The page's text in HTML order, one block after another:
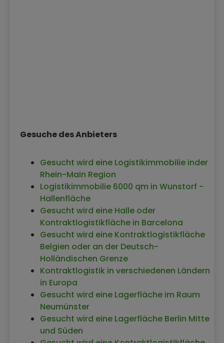
Gesuche des Anbieters
Gesucht wird eine Logistikimmobilie inder
Rhein-Main Region
Logistikimmobilie 6000 qm in Wunstorf -
Hallenfläche
Gesucht wird eine Halle oder
Kontraktlogistikfläche in Barcelona
Gesucht wird eine Kontraktlogistikfläche
Belgien oder an der Deutsch-
Holländischen Grenze
Kontraktlogistik in verschiedenen Ländern
in Europa
Gesucht wird eine Lagerfläche im Raum
Neumünster
Gesucht wird eine Lagerfläche Berlin Mitte
und Süden